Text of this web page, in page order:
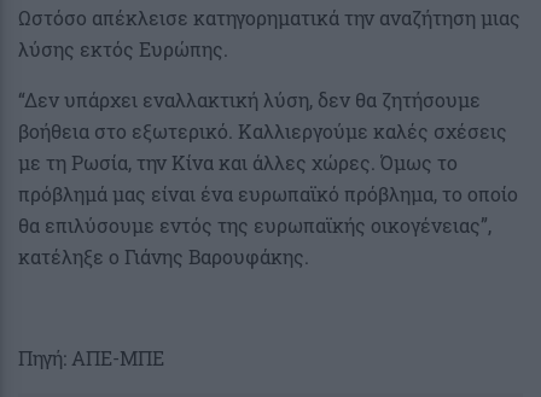
Ωστόσο απέκλεισε κατηγορηματικά την αναζήτηση μιας
λύσης εκτός Ευρώπης.
“Δεν υπάρχει εναλλακτική λύση, δεν θα ζητήσουμε
βοήθεια στο εξωτερικό. Καλλιεργούμε καλές σχέσεις
με τη Ρωσία, την Κίνα και άλλες χώρες. Όμως το
πρόβλημά μας είναι ένα ευρωπαϊκό πρόβλημα, το οποίο
θα επιλύσουμε εντός της ευρωπαϊκής οικογένειας”,
κατέληξε ο Γιάνης Βαρουφάκης.
Πηγή: ΑΠΕ-ΜΠΕ